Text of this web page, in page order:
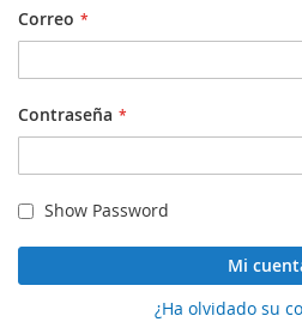
Correo
Contraseña
Show Password
Mi
¿Ha olvidado su